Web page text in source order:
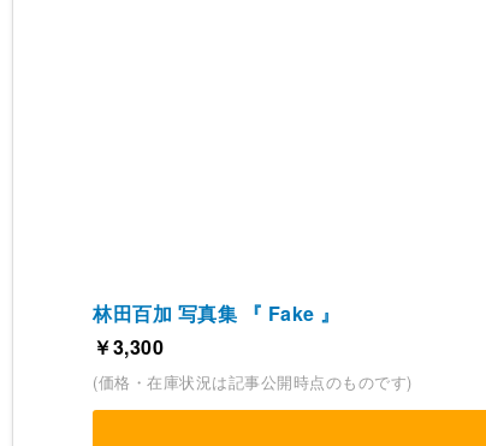
林田百加 写真集 『 Fake 』
￥3,300
(価格・在庫状況は記事公開時点のものです)